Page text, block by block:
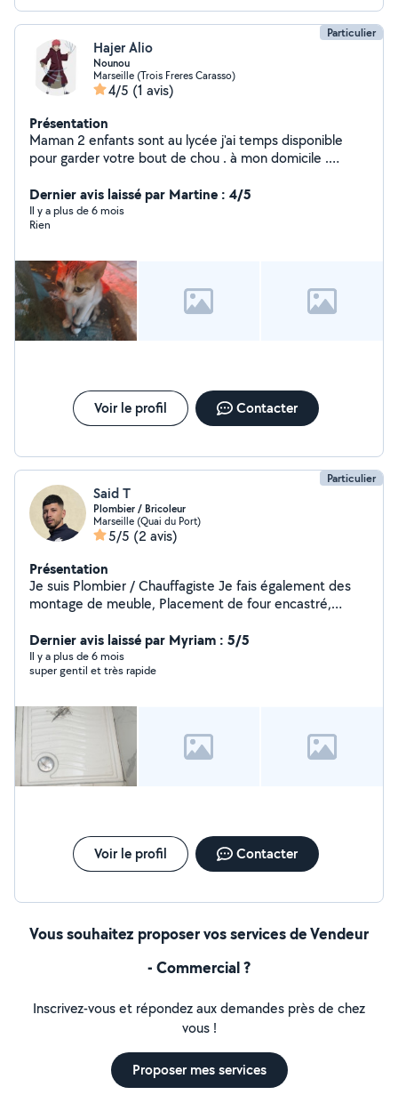
Particulier
Hajer Alio
Nounou
Marseille (Trois Freres Carasso)
4/5 (1 avis)
Présentation
Maman 2 enfants sont au lycée j'ai temps disponible
pour garder votre bout de chou . à mon domicile .
soigneux
Dernier avis laissé par Martine : 4/5
Il y a plus de 6 mois
Rien
Voir le profil Contacter
Particulier
Said T
Plombier / Bricoleur
Marseille (Quai du Port)
5/5 (2 avis)
Présentation
Je suis Plombier / Chauffagiste Je fais également des
montage de meuble, Placement de four encastré,
Dernier avis laissé par Myriam : 5/5
Il y a plus de 6 mois
super gentil et très rapide
Voir le profil Contacter
Vous souhaitez proposer vos services de Vendeur
- Commercial ?
Inscrivez-vous et répondez aux demandes près de chez
vous !
Proposer mes services